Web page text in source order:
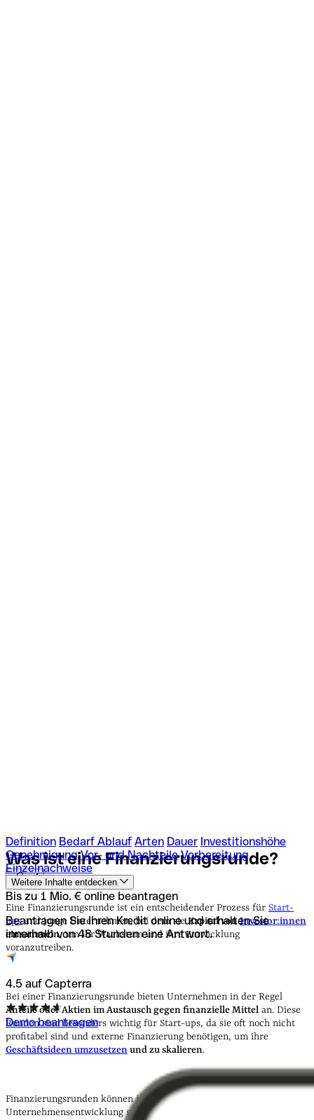
Definition Bedarf Ablauf Arten Dauer Investitionshöhe
Genehmigung Vor- und Nachteile Vorbereitung
Einzelnachweise
Weitere Inhalte entdecken
Bis zu 1 Mio. € online beantragen
Beantragen Sie Ihren Kredit online und erhalten Sie
innerhalb von 48 Stunden eine Antwort.
4.5 auf Capterra
Demo beantragen
Was ist eineFinanzierungsrunde?
Eine Finanzierungsrunde ist ein entscheidender Prozess für Start-
upsund junge Unternehmen, bei dem sieKapital vonInvestor:innen
einsammeln, um ihr Wachstum und ihre Entwicklung
voranzutreiben.
Bei einer Finanzierungsrunde bieten Unternehmen in der Regel
Anteile oder Aktien im Austausch gegen finanzielle Mittel an. Diese
Runden sind besonders wichtig für Start-ups, da sie oft noch nicht
profitabel sind und externe Finanzierung benötigen, um ihre
Geschäftsideen umzusetzenund zu skalieren.
Finanzierungsrunden können in verschiedenen Phasen der
Unternehmensentwicklung stattfinden und werden